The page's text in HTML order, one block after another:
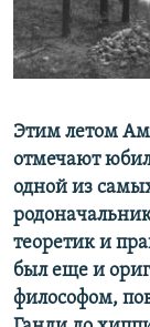
ПОБЕДИТЕЛЕЙ
УКРАИНСКАЯ
Все сайты
Этим летом
отмечают
одной из
теоретик и
был еще и
философом,